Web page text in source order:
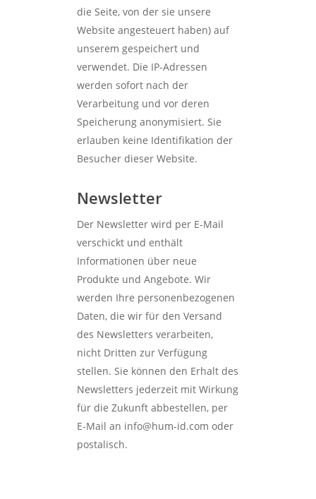
die Seite, von der sie unsere
Website angesteuert haben) auf
unserem gespeichert und
verwendet. Die IP-Adressen
werden sofort nach der
Verarbeitung und vor deren
Speicherung anonymisiert. Sie
erlauben keine Identifikation der
Besucher dieser Website.
Newsletter
Der Newsletter wird per E-Mail
verschickt und enthält
Informationen über neue
Produkte und Angebote. Wir
werden Ihre personenbezogenen
Daten, die wir für den Versand
des Newsletters verarbeiten,
nicht Dritten zur Verfügung
stellen. Sie können den Erhalt des
Newsletters jederzeit mit Wirkung
für die Zukunft abbestellen, per
E-Mail an info@hum-id.com oder
postalisch.